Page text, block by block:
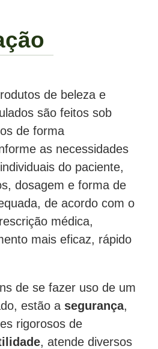
de beleza e
são feitos sob
de forma
as necessidades
do paciente,
dosagem e forma de
de acordo com o
médica,
mais eficaz, rápido
de se fazer uso de um
estão a segurança,
rigorosos de
, atende diversos